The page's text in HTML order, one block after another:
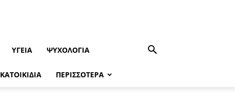
ΥΓΕΊΑ ΨΥΧΟΛΟΓΙΑ
ΚΑΤΟΙΚΙΔΙΑ ΠΕΡΙΣΣΟΤΕΡΑ